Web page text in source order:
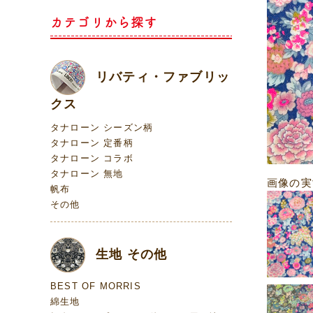
画像の
カテゴリから探す
リバティ・ファブリッ
クス
タナローン シーズン柄
タナローン 定番柄
タナローン コラボ
タナローン 無地
帆布
その他
生地 その他
BEST OF MORRIS
綿生地